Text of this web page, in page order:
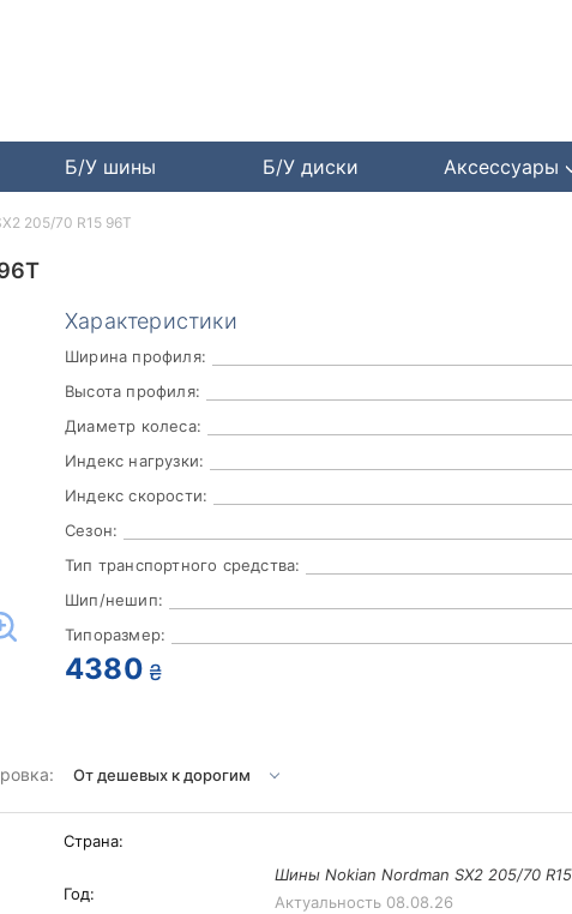
Б/У шины Б/У диски Аксессуары
Характеристики
Ширина профиля:
Высота профиля:
Диаметр колеса:
Индекс нагрузки:
Индекс скорости:
Сезон:
Тип транспортного средства:
Шип/нешип:
Типоразмер:
4380 ₴
Страна:
Год:
Шины Nokian Nordman SX2 205/70
Актуальность 08.08.26
205/70 R15 96T